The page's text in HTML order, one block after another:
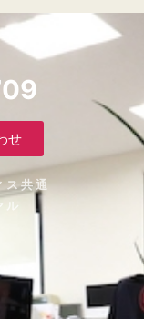
せ
ス共通
ル